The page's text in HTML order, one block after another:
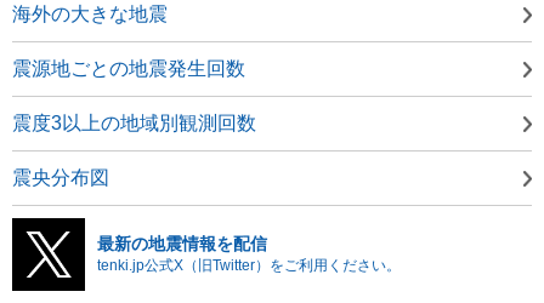
海外の大きな地震
震源地ごとの地震発生回数
震度3以上の地域別観測回数
震央分布図
最新の地震情報を配信
tenki.jp公式X（旧Twitter）をご利用ください。